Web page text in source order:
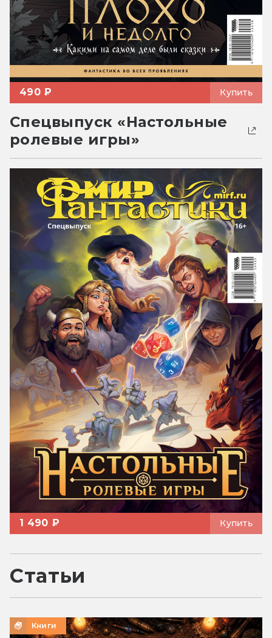
490 ₽ Купить
Спецвыпуск «Настольные
ролевые игры»
1 490 ₽ Купить
Статьи
Книги